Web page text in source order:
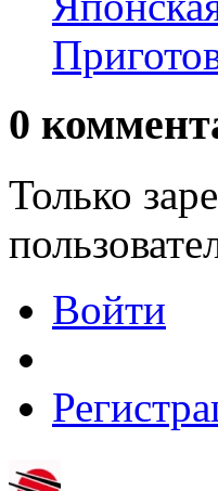
0
Только
Войти